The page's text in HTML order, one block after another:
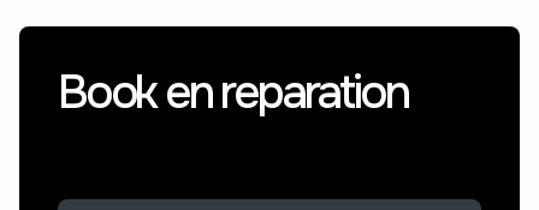
Book en reparation